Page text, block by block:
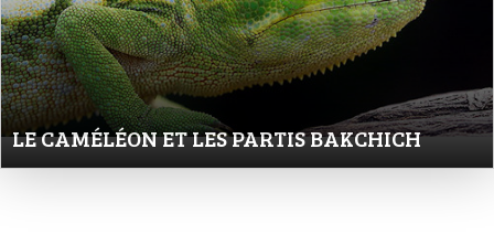
LE CAMÉLÉON ET LES PARTIS BAKCHICH